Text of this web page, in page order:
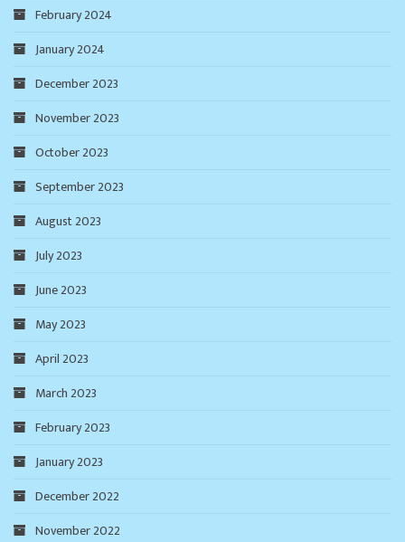
February 2024
January 2024
December 2023
November 2023
October 2023
September 2023
August 2023
July 2023
June 2023
May 2023
April 2023
March 2023
February 2023
January 2023
December 2022
November 2022